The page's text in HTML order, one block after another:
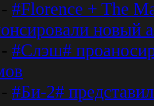
#Florence + The
новый
#Слэш#
#Би-2#